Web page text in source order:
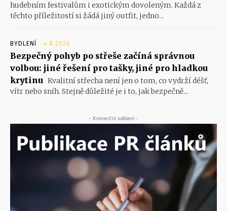
hudebním festivalům i exotickým dovoleným. Každá z
těchto příležitostí si žádá jiný outfit, jedno...
BYDLENÍ 4.8.2026
Bezpečný pohyb po střeše začíná správnou
volbou: jiné řešení pro tašky, jiné pro hladkou
krytinu Kvalitní střecha není jen o tom, co vydrží déšť,
vítr nebo sníh. Stejně důležité je i to, jak bezpečně...
- Komerční sdělení -